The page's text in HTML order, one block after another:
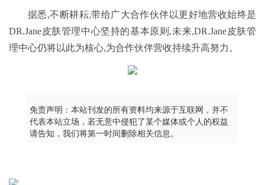
据悉,不断耕耘,带给广大合作伙伴以更好地营收始终是
DR.Jane皮肤管理中心坚持的基本原则,未来,DR.Jane皮肤管
理中心仍将以此为核心,为合作伙伴营收持续升高努力。
免责声明：本站刊发的所有资料均来源于互联网，并不
代表本站立场，若无意中侵犯了某个媒体或个人的权益
请告知，我们将第一时间删除相关信息。